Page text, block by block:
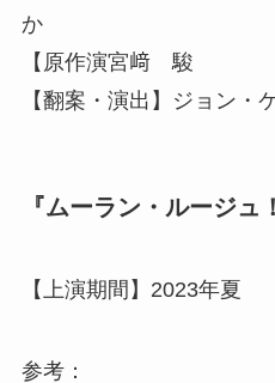
か
【原作演宮﨑 駿
【翻案・演出】ジョン・
『ムーラン・ルージュ
【上演期間】2023年夏
参考：